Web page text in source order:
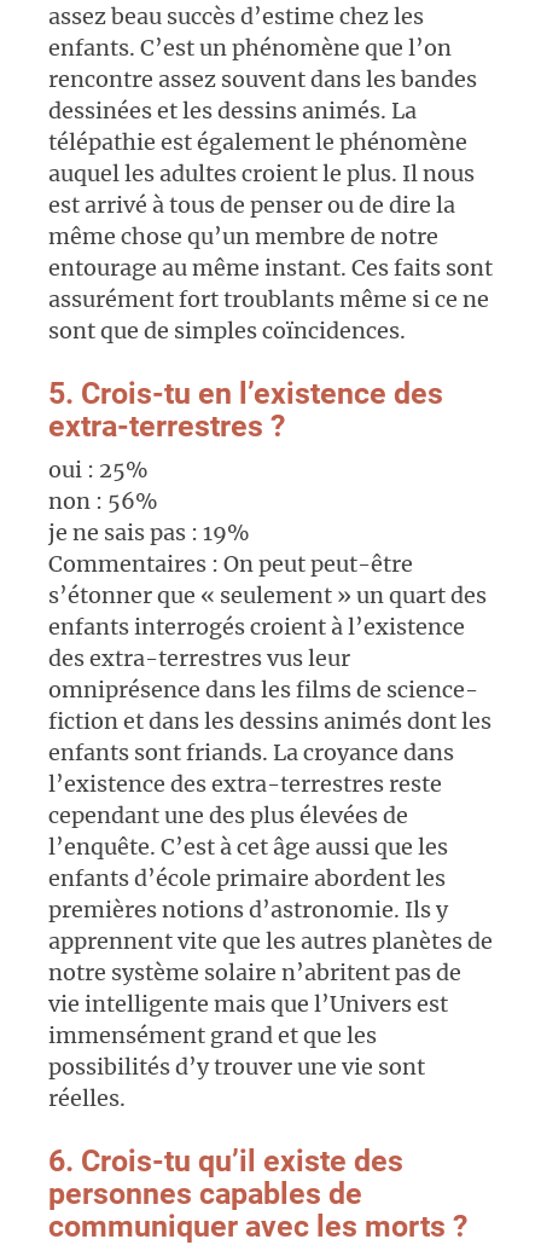
assez beau succès d’estime chez les
enfants. C’est un phénomène que l’on
rencontre assez souvent dans les bandes
dessinées et les dessins animés. La
télépathie est également le phénomène
auquel les adultes croient le plus. Il nous
est arrivé à tous de penser ou de dire la
même chose qu’un membre de notre
entourage au même instant. Ces faits sont
assurément fort troublants même si ce ne
sont que de simples coïncidences.
5. Crois-tu en l’existence des
extra-terrestres ?
oui : 25%
non : 56%
je ne sais pas : 19%
Commentaires : On peut peut-être
s’étonner que « seulement » un quart des
enfants interrogés croient à l’existence
des extra-terrestres vus leur
omniprésence dans les films de science-
fiction et dans les dessins animés dont les
enfants sont friands. La croyance dans
l’existence des extra-terrestres reste
cependant une des plus élevées de
l’enquête. C’est à cet âge aussi que les
enfants d’école primaire abordent les
premières notions d’astronomie. Ils y
apprennent vite que les autres planètes de
notre système solaire n’abritent pas de
vie intelligente mais que l’Univers est
immensément grand et que les
possibilités d’y trouver une vie sont
réelles.
6. Crois-tu qu’il existe des
personnes capables de
communiquer avec les morts ?